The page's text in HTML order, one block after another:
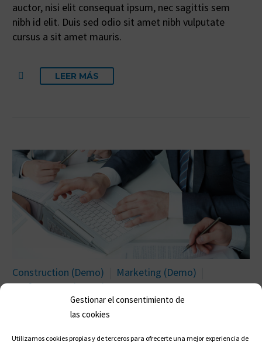
Gestionar el consentimiento de
las cookies
Utilizamos cookies propias y de terceros para ofrecerte una mejor experiencia de
auctor, nisi elit consequat ipsum, nec sagittis sem
nibh id elit. Duis sed odio sit amet nibh vulputate
cursus a sit amet mauris.
LEER MÁS
Construction (Demo)
Marketing (Demo)
Performance (Demo)